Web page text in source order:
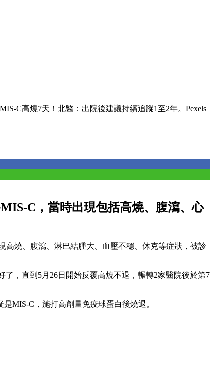
C高燒7天！北醫：出院後建議持續追蹤1至2年。Pexels
C，當時出現包括高燒、腹瀉、心
高燒、腹瀉、淋巴結腫大、血壓不穩、休克等症狀，被診
，直到5月26日開始反覆高燒不退，輾轉2家醫院後於第7
MIS-C，施打高劑量免疫球蛋白後燒退。